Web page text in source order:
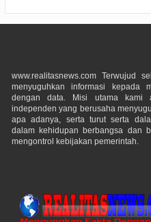
www.realitasnews.com Terwujud
menyuguhkan informasi kepada
dengan data. Misi utama kami
independen yang berusaha
apa adanya, serta turut serta
dalam kehidupan berbangsa dan
mengontrol kebijakan pemerintah.